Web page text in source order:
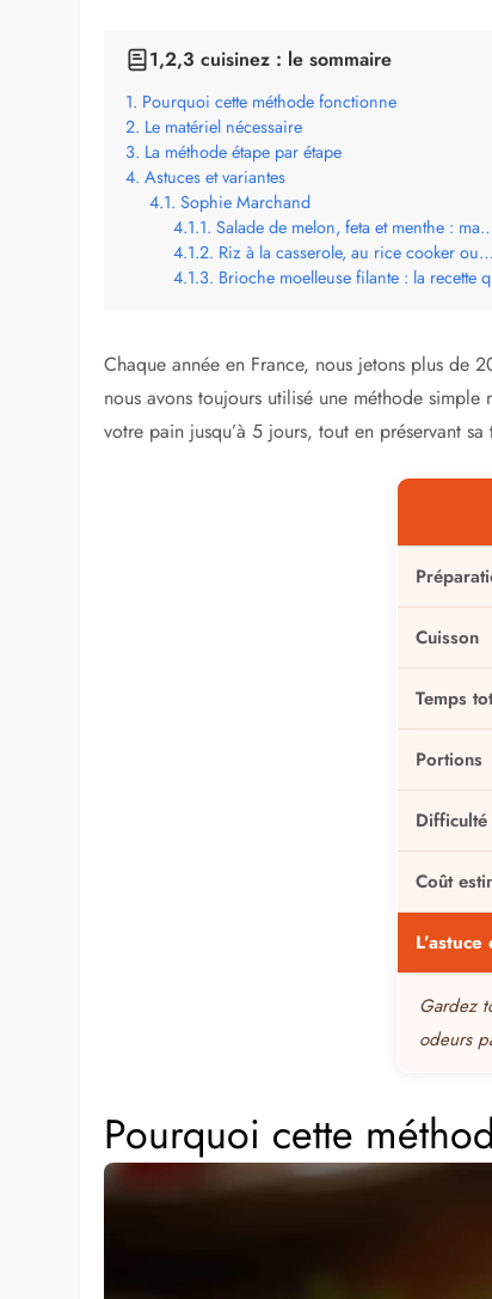
1,2,3 cuisinez : le sommaire
Pourquoi cette méthode fonctionne
Le matériel nécessaire
La méthode étape par étape
Astuces et variantes
Sophie Marchand
Salade de melon, feta et menthe :
Riz à la casserole, au rice cooker ou…
Brioche moelleuse filante : la recette
Chaque année en France, nous jetons plus de
nous avons toujours utilisé une méthode
votre pain jusqu’à 5 jours, tout en préservant
Cuisson
Temps
Portions
Difficulté
Coût
Gardez
odeurs
Pourquoi cette